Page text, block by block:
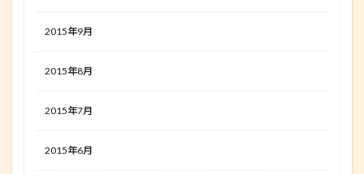
2015年9月
2015年8月
2015年7月
2015年6月